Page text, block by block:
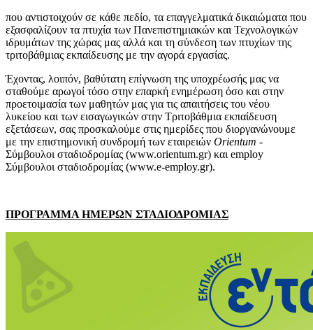
που αντιστοιχούν σε κάθε πεδίο, τα επαγγελματικά δικαιώματα που
εξασφαλίζουν τα πτυχία των Πανεπιστημιακών και Τεχνολογικών
ιδρυμάτων της χώρας μας αλλά και τη σύνδεση των πτυχίων της
τριτοβάθμιας εκπαίδευσης με την αγορά εργασίας.
Έχοντας, λοιπόν, βαθύτατη επίγνωση της υποχρέωσής μας να
σταθούμε αρωγοί τόσο στην επαρκή ενημέρωση όσο και στην
προετοιμασία των μαθητών μας για τις απαιτήσεις του νέου
λυκείου και των εισαγωγικών στην Τριτοβάθμια εκπαίδευση
εξετάσεων, σας προσκαλούμε στις ημερίδες που διοργανώνουμε
με την επιστημονική συνδρομή των εταιρειών Orientum -
Σύμβουλοι σταδιοδρομίας (www.orientum.gr) και employ
Σύμβουλοι σταδιοδρομίας (www.e-employ.gr).
ΠΡΟΓΡΑΜΜΑ ΗΜΕΡΩΝ ΣΤΑΔΙΟΔΡΟΜΙΑΣ